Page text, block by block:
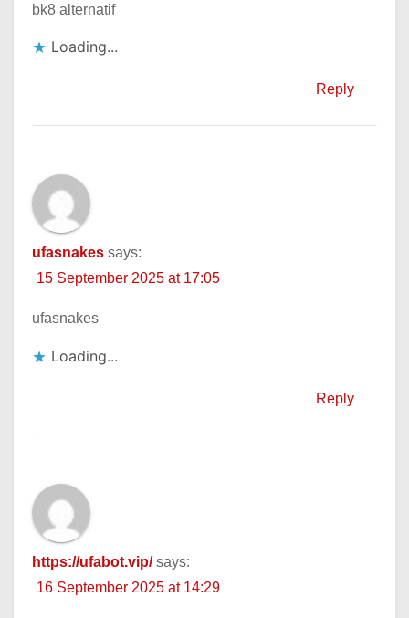
bk8 alternatif
Loading...
Reply
ufasnakes says:
15 September 2025 at 17:05
ufasnakes
Loading...
Reply
https://ufabot.vip/ says:
16 September 2025 at 14:29